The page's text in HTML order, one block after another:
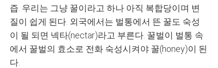
즙. 우리는 그냥 꿀이라고 하나 아직 복합당이며 변
질이 쉽게 된다 . 외국에서는 벌통에서 뜬 꿀도 숙성
이 될 되면 넥타(nectar)라고 부른다 꿀벌이 벌통 속
에서 꿀벌의 효소로 전화 숙성시켜야 꿀(honey)이 된
다